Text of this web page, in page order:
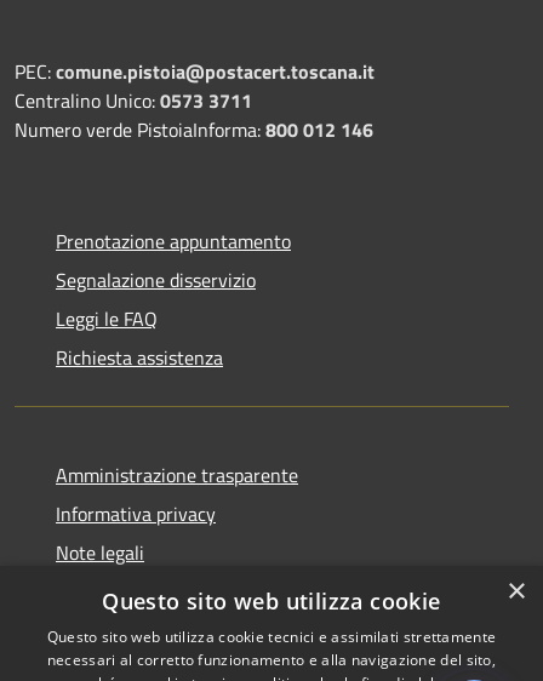
PEC:comune.pistoia@postacert.toscana.it
Centralino Unico:0573 3711
Numero verde PistoiaInforma:800 012 146
Prenotazione appuntamento
Segnalazione disservizio
Leggi le FAQ
Richiesta assistenza
Amministrazione trasparente
Informativa privacy
Note legali
Dichiarazione di accessibilità
×
Questo sito web utilizza cookie
Questo sito web utilizza cookie tecnici e assimilati strettamente
necessari al corretto funzionamento e alla navigazione del sito,